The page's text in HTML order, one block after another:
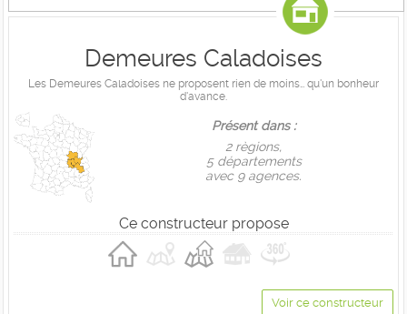
Demeures Caladoises
Les Demeures Caladoises ne proposent rien de moins… qu'un bonheur
d'avance.
Présent dans :
2 règions,
5 départements
avec 9 agences.
Ce constructeur propose
Voir ce constructeur